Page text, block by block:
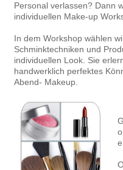
Personal verlassen? Dann
individuellen Make-up
In dem Workshop wählen
Schminktechniken und
individuellen Look. Sie
handwerklich perfektes
Abend- Makeup.